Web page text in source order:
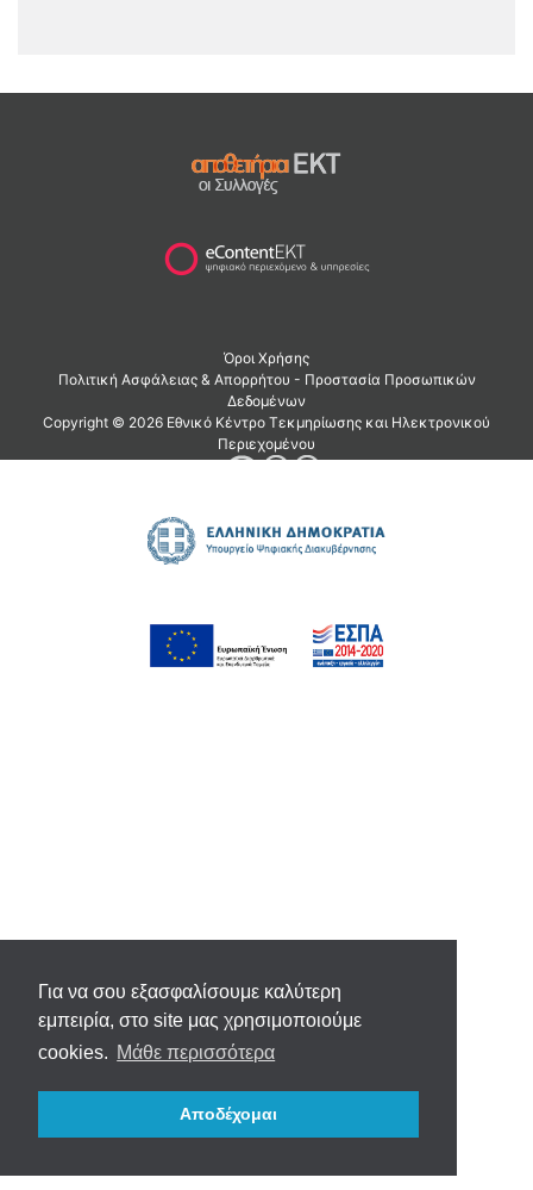
Για να σου εξασφαλίσουμε καλύτερη
εμπειρία, στο site μας χρησιμοποιούμε
cookies. Μάθε περισσότερα
Αποδέχομαι